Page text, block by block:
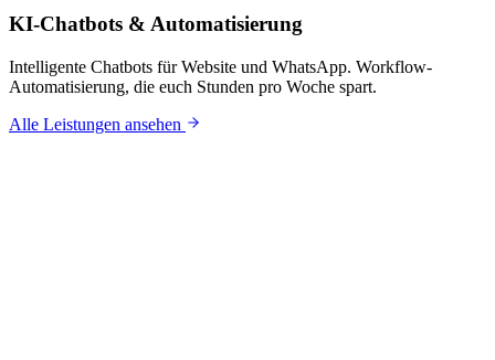
KI-Chatbots & Automatisierung
Intelligente Chatbots für Website und WhatsApp. Workflow-
Automatisierung, die euch Stunden pro Woche spart.
Alle Leistungen ansehen